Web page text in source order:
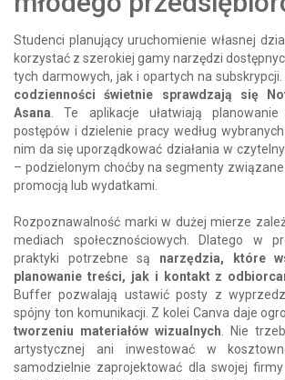
Studenci planujący uruchomienie własnej
korzystać z szerokiej gamy narzędzi
tych darmowych, jak i opartych na subskrypcji.
codzienności świetnie sprawdzają się
Asana . Te aplikacje ułatwiają
postępów i dzielenie pracy według
nim da się uporządkować działania w
– podzielonym choćby na segmenty
promocją lub wydatkami.
Rozpoznawalność marki w dużej mierze
mediach społecznościowych. Dlatego w
praktyki potrzebne są narzędzia, które
planowanie treści, jak i kontakt z
Buffer pozwalają ustawić posty z
spójny ton komunikacji. Z kolei Canva daje
tworzeniu materiałów wizualnych . Nie
artystycznej ani inwestować w
samodzielnie zaprojektować dla swojej